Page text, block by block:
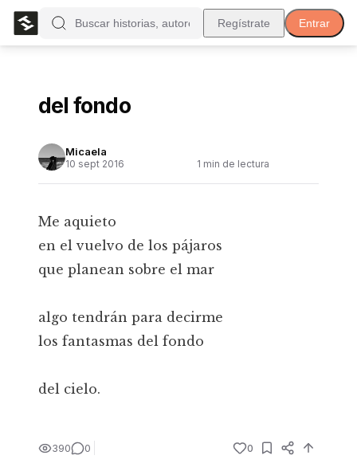
Regístrate Entrar
del fondo
Micaela
10 sept 2016 1 min de lectura
Me aquieto
en el vuelvo de los pájaros
que planean sobre el mar
algo tendrán para decirme
los fantasmas del fondo
del cielo.
390 0 0